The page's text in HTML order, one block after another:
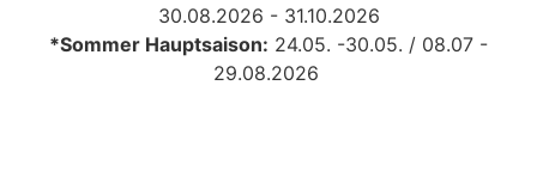
30.08.2026 - 31.10.2026
*Sommer Hauptsaison: 24.05. -30.05. / 08.07 -
29.08.2026